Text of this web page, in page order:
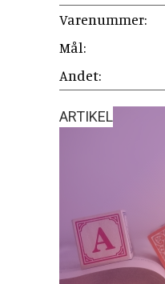
Varenummer:
Mål:
Andet:
ARTIKEL